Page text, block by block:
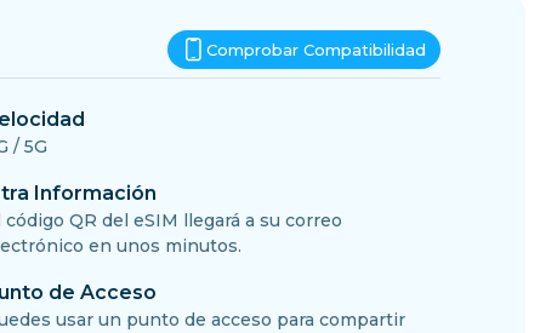
Comprobar Compatibilidad
/ 5G
Información
código QR del eSIM llegará a su correo
en unos minutos.
de Acceso
usar un punto de acceso para compartir